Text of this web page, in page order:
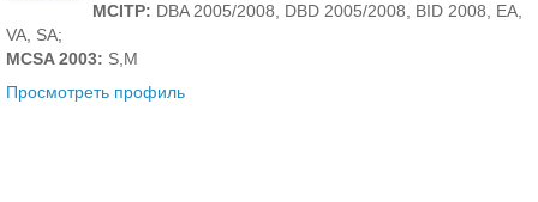
MCITP: DBA 2005/2008, DBD 2005/2008, BID 2008, EA,
VA, SA;
MCSA 2003: S,M
Просмотреть профиль